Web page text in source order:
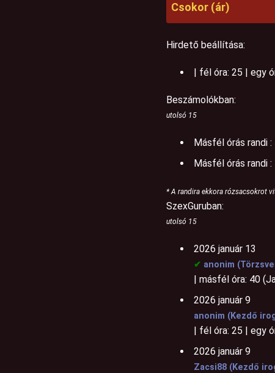
Csokor (ár)
Hirdető beállítása:
| fél óra: 25 | egy
Beszámolókban:
utolsó 15
Másfél órás randi :
Másfél órás randi :
* A randira ekkora rózsacsokrot
SzexGuruban:
utolsó 15
2026 január 13
✔ anonim
| másfél óra: 40
2026 január 9
anonim (Kezdő
| fél óra: 25 | egy
2026 január 9
Zacsi88 (Kezdő